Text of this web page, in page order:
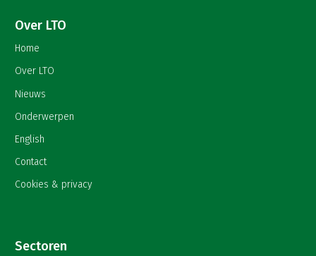
Over LTO
Home
Over LTO
Nieuws
Onderwerpen
English
Contact
Cookies & privacy
Sectoren